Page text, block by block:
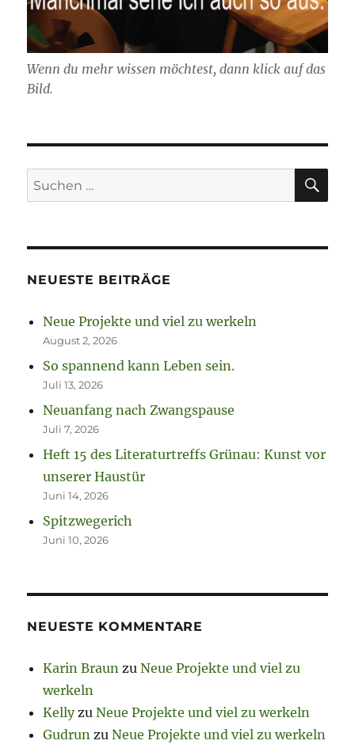
Wenn du mehr wissen möchtest, dann klick auf das
Bild.
Suchen
nach:
NEUESTE BEITRÄGE
Neue Projekte und viel zu werkeln
August 2, 2026
So spannend kann Leben sein.
Juli 13, 2026
Neuanfang nach Zwangspause
Juli 7, 2026
Heft 15 des Literaturtreffs Grünau: Kunst vor
unserer Haustür
Juni 14, 2026
Spitzwegerich
Juni 10, 2026
NEUESTE KOMMENTARE
Karin Braun zuNeue Projekte und viel zu
werkeln
KellyzuNeue Projekte und viel zu werkeln
Gudrun zuNeue Projekte und viel zu werkeln